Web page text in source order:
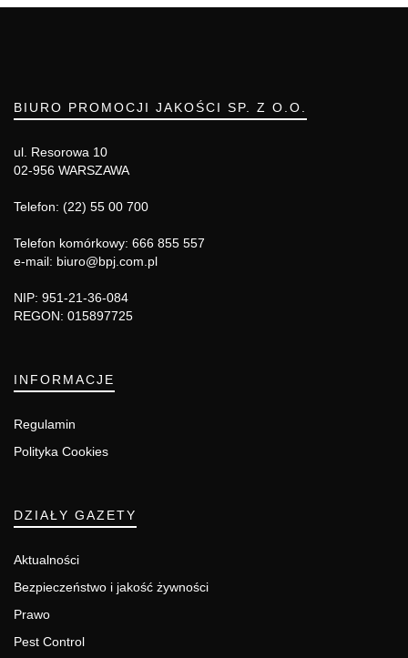
BIURO PROMOCJI JAKOŚCI SP. Z O.O.
ul. Resorowa 10
02-956 WARSZAWA
Telefon: (22) 55 00 700
Telefon komórkowy: 666 855 557
e-mail: biuro@bpj.com.pl
NIP: 951-21-36-084
REGON: 015897725
INFORMACJE
Regulamin
Polityka Cookies
DZIAŁY GAZETY
Aktualności
Bezpieczeństwo i jakość żywności
Prawo
Pest Control